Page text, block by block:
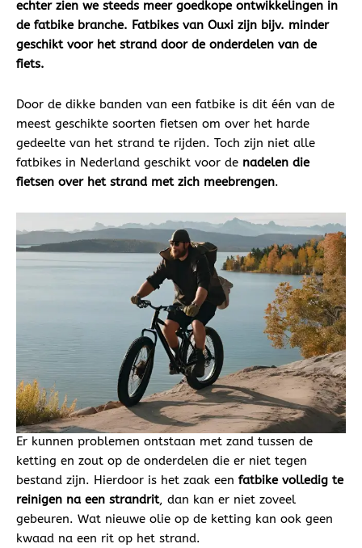
echter zien we steeds meer goedkope ontwikkelingen in
de fatbike branche. Fatbikes van Ouxi zijn bijv. minder
geschikt voor het strand door de onderdelen van de
fiets.
Door de dikke banden van een fatbike is dit één van de
meest geschikte soorten fietsen om over het harde
gedeelte van het strand te rijden. Toch zijn niet alle
fatbikes in Nederland geschikt voor de nadelen die
fietsen over het strand met zich meebrengen.
Er kunnen problemen ontstaan met zand tussen de
ketting en zout op de onderdelen die er niet tegen
bestand zijn. Hierdoor is het zaak een fatbike volledig te
reinigen na een strandrit, dan kan er niet zoveel
gebeuren. Wat nieuwe olie op de ketting kan ook geen
kwaad na een rit op het strand.